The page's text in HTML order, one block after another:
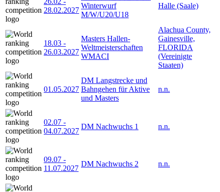
28.02.2027
Winterwurf
M/W/U20/U18
Halle (Saale)
18.03 -
26.03.2027
Masters Hallen-
Weltmeisterschaften
WMACI
Alachua County,
Gainesville,
FLORIDA
(Vereinigte
Staaten)
01.05.2027
DM Langstrecke und
Bahngehen für Aktive
und Masters
n.n.
02.07 -
04.07.2027
DM Nachwuchs 1 n.n.
09.07 -
11.07.2027
DM Nachwuchs 2 n.n.